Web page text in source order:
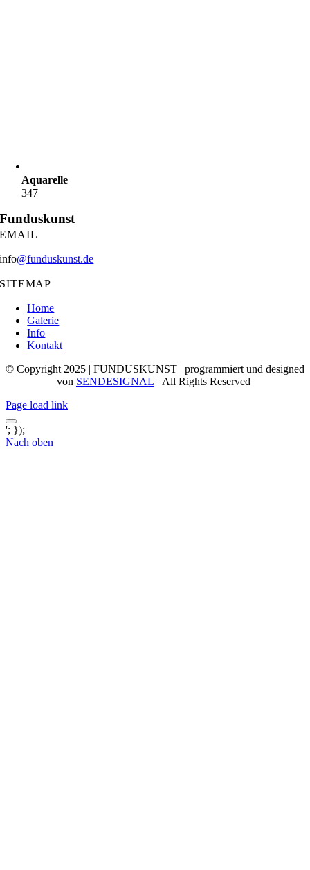
Aquarelle
347
Funduskunst
EMAIL
info@funduskunst.de
SITEMAP
Home
Galerie
Info
Kontakt
© Copyright 2025 | FUNDUSKUNST | programmiert und designed
von SENDESIGNAL | All Rights Reserved
Page load link
'; });
Nach oben